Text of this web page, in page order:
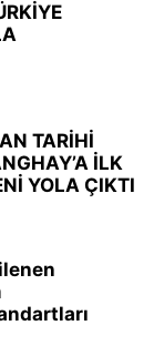
TARİHİ
İLK
YOLA ÇIKTI